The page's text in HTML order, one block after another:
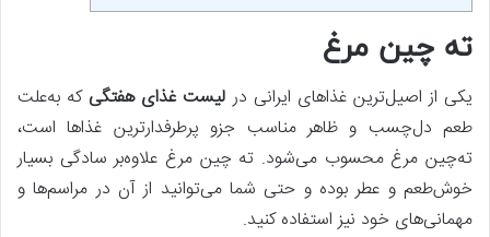
ته چین مرغ
یکی از اصیل‌ترین غذاهای ایرانی در لیست غذای هفتگیکه به‌علت
طعم دل‌چسب و ظاهر مناسب جزو پرطرفدارترین غذاها است،
ته‌چین مرغ محسوب می‌شود. ته چین مرغ علاوه‌بر سادگی بسیار
خوش‌طعم و عطر بوده و حتی شما می‌توانید از آن در مراسم‌ها و
مهمانی‌های خود نیز استفاده کنید.